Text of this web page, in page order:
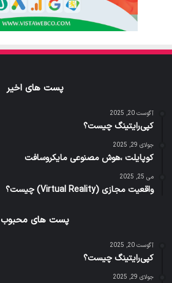
پست های اخیر
آگوست 20, 2025
کپی‌رایتینگ چیست؟
جولای 29, 2025
کوپایلت ،هوش مصنوعی مایکروسافت
می 25, 2025
واقعیت مجازی (Virtual Reality) چیست؟
پست های محبوب
آگوست 20, 2025
کپی‌رایتینگ چیست؟
جولای 29, 2025